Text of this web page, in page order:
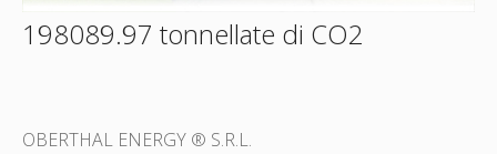
198089.97 tonnellate di CO2
OBERTHAL ENERGY ® S.R.L.